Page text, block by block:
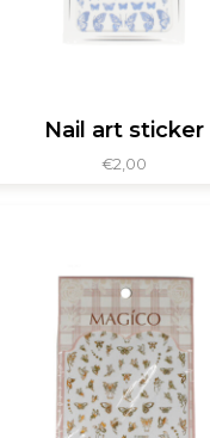
Nail art sticker
€2,00